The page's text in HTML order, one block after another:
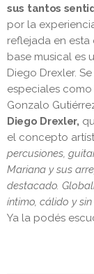
sus tantos
por la
reflejada en esta
base musical es
Diego Drexler.
especiales como
Gonzalo
Diego Drexler,
el concepto
percusiones,
Mariana y sus
destacado.
íntimo, cálido y
Ya la podés